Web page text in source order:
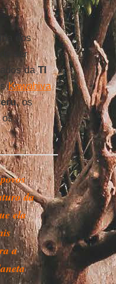
dos
ser
daTI
Kawahiva
, os
os
da
ela
a